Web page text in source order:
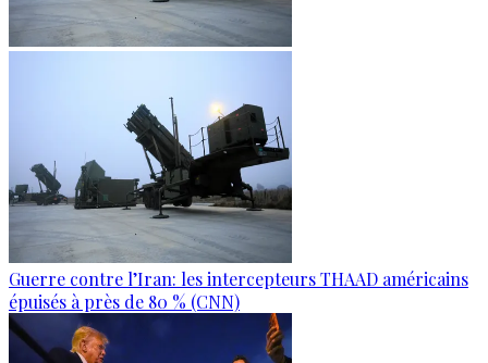
Guerre contre l’Iran: les intercepteurs THAAD américains
épuisés à près de 80 % (CNN)